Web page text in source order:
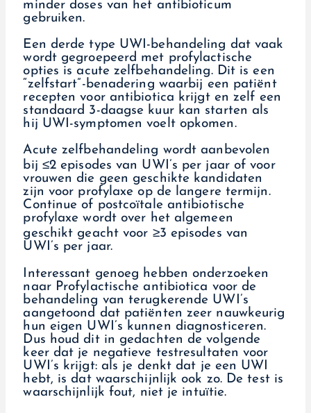
minder doses van het antibioticum
gebruiken.
Een derde type UWI-behandeling dat vaak
wordt gegroepeerd met profylactische
opties is acute zelfbehandeling. Dit is een
“zelfstart”-benadering waarbij een patiënt
recepten voor antibiotica krijgt en zelf een
standaard 3-daagse kuur kan starten als
hij UWI-symptomen voelt opkomen.
Acute zelfbehandeling wordt aanbevolen
bij ≤2 episodes van UWI’s per jaar of voor
vrouwen die geen geschikte kandidaten
zijn voor profylaxe op de langere termijn.
Continue of postcoïtale antibiotische
profylaxe wordt over het algemeen
geschikt geacht voor ≥3 episodes van
UWI’s per jaar.
Interessant genoeg hebben onderzoeken
naar Profylactische antibiotica voor de
behandeling van terugkerende UWI’s
aangetoond dat patiënten zeer nauwkeurig
hun eigen UWI’s kunnen diagnosticeren.
Dus houd dit in gedachten de volgende
keer dat je negatieve testresultaten voor
UWI’s krijgt: als je denkt dat je een UWI
hebt, is dat waarschijnlijk ook zo. De test is
waarschijnlijk fout, niet je intuïtie.